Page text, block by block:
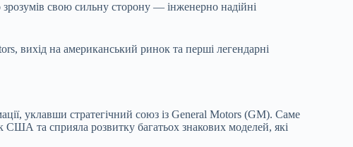
свою сильну сторону — інженерно надійні
вихід на американський ринок та перші легендарні
уклавши стратегічний союз із General Motors (GM). Саме
США та сприяла розвитку багатьох знакових моделей, які